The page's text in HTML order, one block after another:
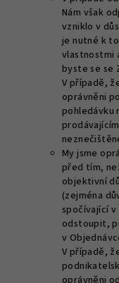
Nám však
vzniklo v
je nutné k
vlastnostmi
byste se se
V případě,
oprávněni
pohledávku
My jsme
před tím,
objektivní
(zejména
spočívající
odstoupit,
v
V případě,
oprávněni